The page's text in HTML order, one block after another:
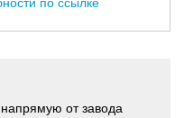
от завода